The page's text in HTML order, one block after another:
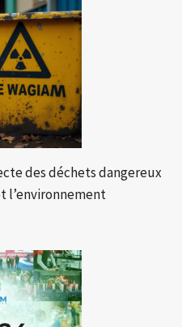
des déchets dangereux
l’environnement